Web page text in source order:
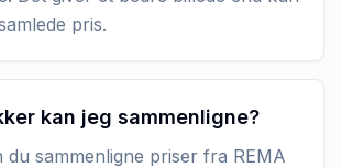
pris.
kan jeg sammenligne?
du sammenligne priser fra REMA